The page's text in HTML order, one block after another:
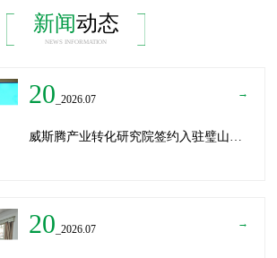
新闻动态
NEWS INFORMATION
20 _2026.07 →
20 _2026.07 →